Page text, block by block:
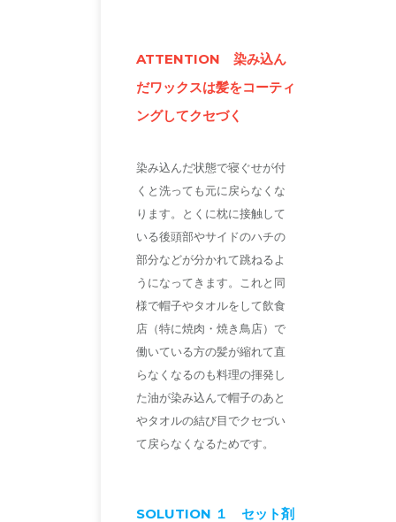
ATTENTION 染み込ん
だワックスは髪をコーティ
ングしてクセづく
染み込んだ状態で寝ぐせが付
くと洗っても元に戻らなくな
ります。とくに枕に接触して
いる後頭部やサイドのハチの
部分などが分かれて跳ねるよ
うになってきます。これと同
様で帽子やタオルをして飲食
店（特に焼肉・焼き鳥店）で
働いている方の髪が縮れて直
らなくなるのも料理の揮発し
た油が染み込んで帽子のあと
やタオルの結び目でクセづい
て戻らなくなるためです。
SOLUTION １ セット剤